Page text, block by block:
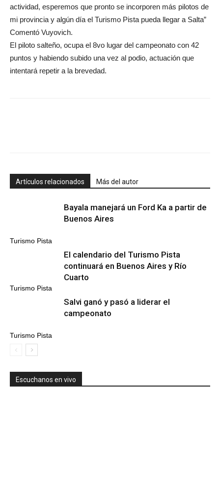
actividad, esperemos que pronto se incorporen más pilotos de
mi provincia y algún día el Turismo Pista pueda llegar a Salta”
Comentó Vuyovich.
El piloto salteño, ocupa el 8vo lugar del campeonato con 42
puntos y habiendo subido una vez al podio, actuación que
intentará repetir a la brevedad.
Artículos relacionados Más del autor
Turismo Pista
Bayala manejará un Ford Ka a partir de
Buenos Aires
Turismo Pista
El calendario del Turismo Pista
continuará en Buenos Aires y Río
Cuarto
Turismo Pista
Salvi ganó y pasó a liderar el
campeonato
Escuchanos en vivo